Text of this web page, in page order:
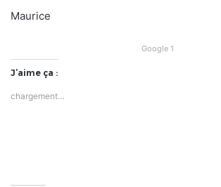
Maurice
Google 1
J’aime ça :
chargement…